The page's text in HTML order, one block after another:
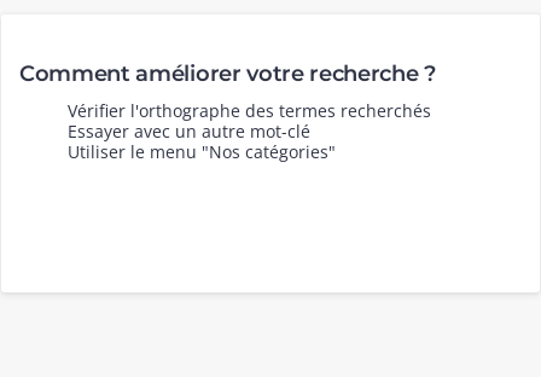
Comment améliorer votre recherche ?
Vérifier l'orthographe des termes recherchés
Essayer avec un autre mot-clé
Utiliser le menu "Nos catégories"